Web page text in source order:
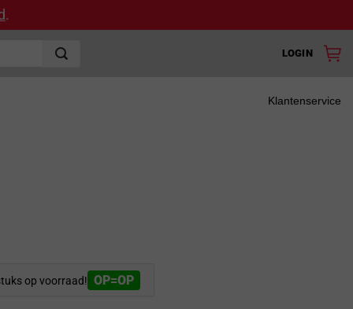
.
LOGIN
Klantenservice
op voorraad! OP=OP